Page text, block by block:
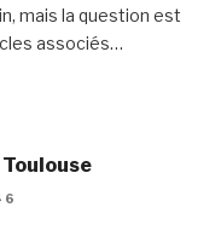
mais la question est
associés…